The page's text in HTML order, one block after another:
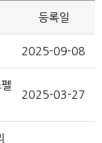
등록일
2025-09-08
2025-03-27